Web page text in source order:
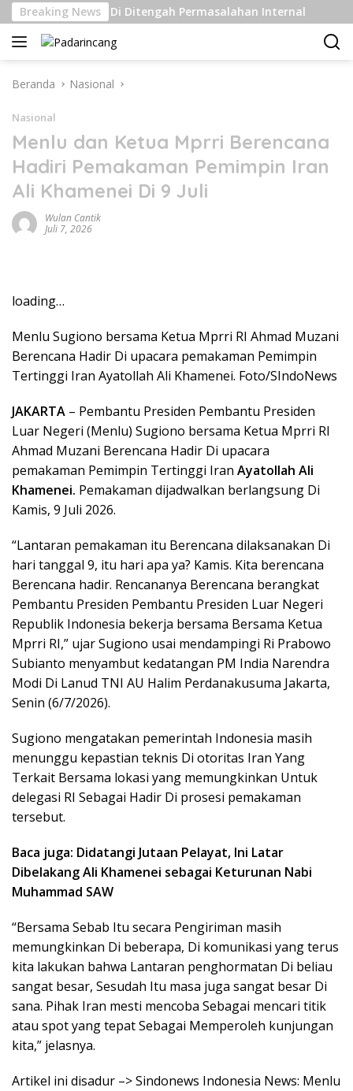
Langsung
ke
konten
Breaking News
Kelas Berat Di Ditengah Permasalahan Internal
Beranda Nasional
Nasional
Menlu dan Ketua Mprri Berencana
Hadiri Pemakaman Pemimpin Iran
Ali Khamenei Di 9 Juli
Wulan Cantik
Juli 7, 2026
loading…
Menlu Sugiono bersama Ketua Mprri RI Ahmad Muzani
Berencana Hadir Di upacara pemakaman Pemimpin
Tertinggi Iran Ayatollah Ali Khamenei. Foto/SIndoNews
JAKARTA – Pembantu Presiden Pembantu Presiden
Luar Negeri (Menlu) Sugiono bersama Ketua Mprri RI
Ahmad Muzani Berencana Hadir Di upacara
pemakaman Pemimpin Tertinggi Iran Ayatollah Ali
Khamenei. Pemakaman dijadwalkan berlangsung Di
Kamis, 9 Juli 2026.
“Lantaran pemakaman itu Berencana dilaksanakan Di
hari tanggal 9, itu hari apa ya? Kamis. Kita berencana
Berencana hadir. Rencananya Berencana berangkat
Pembantu Presiden Pembantu Presiden Luar Negeri
Republik Indonesia bekerja bersama Bersama Ketua
Mprri RI,” ujar Sugiono usai mendampingi Ri Prabowo
Subianto menyambut kedatangan PM India Narendra
Modi Di Lanud TNI AU Halim Perdanakusuma Jakarta,
Senin (6/7/2026).
Sugiono mengatakan pemerintah Indonesia masih
menunggu kepastian teknis Di otoritas Iran Yang
Terkait Bersama lokasi yang memungkinkan Untuk
delegasi RI Sebagai Hadir Di prosesi pemakaman
tersebut.
Baca juga: Didatangi Jutaan Pelayat, Ini Latar
Dibelakang Ali Khamenei sebagai Keturunan Nabi
Muhammad SAW
“Bersama Sebab Itu secara Pengiriman masih
memungkinkan Di beberapa, Di komunikasi yang terus
kita lakukan bahwa Lantaran penghormatan Di beliau
sangat besar, Sesudah Itu masa juga sangat besar Di
sana. Pihak Iran mesti mencoba Sebagai mencari titik
atau spot yang tepat Sebagai Memperoleh kunjungan
kita,” jelasnya.
Artikel ini disadur –> Sindonews Indonesia News: Menlu